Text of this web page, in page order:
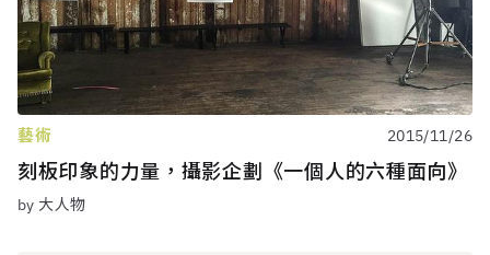
藝術 2015/11/26
刻板印象的力量，攝影企劃《一個人的六種面向》
by 大人物